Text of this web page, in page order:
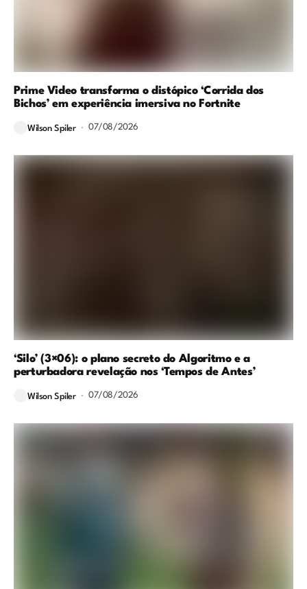
Prime Video transforma o distópico ‘Corrida dos
Bichos’ em experiência imersiva no Fortnite
Wilson Spiler 07/08/2026
‘Silo’ (3×06): o plano secreto do Algoritmo e a
perturbadora revelação nos ‘Tempos de Antes’
Wilson Spiler 07/08/2026